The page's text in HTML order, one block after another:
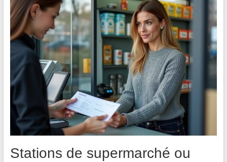
Stations de supermarché ou